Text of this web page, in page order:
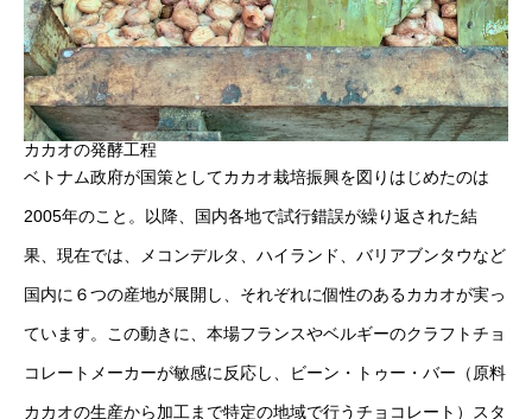
カカオの発酵工程
ベトナム政府が国策としてカカオ栽培振興を図りはじめたのは
2005年のこと。以降、国内各地で試行錯誤が繰り返された結
果、現在では、メコンデルタ、ハイランド、バリアブンタウなど
国内に６つの産地が展開し、それぞれに個性のあるカカオが実っ
ています。この動きに、本場フランスやベルギーのクラフトチョ
コレートメーカーが敏感に反応し、ビーン・トゥー・バー（原料
カカオの生産から加工まで特定の地域で行うチョコレート）スタ